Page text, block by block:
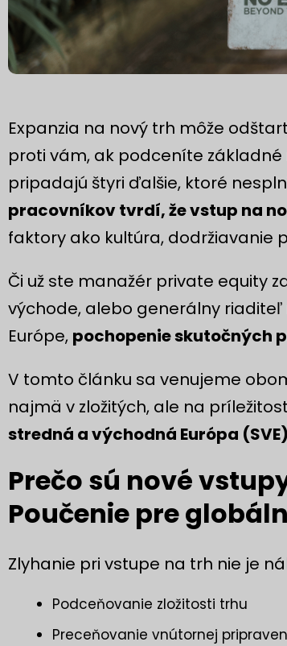
Expanzia na nový trh môže
proti vám, ak podceníte základné
pripadajú štyri ďalšie, ktoré
pracovníkov tvrdí, že vstup na
faktory ako kultúra, dodržiavanie
Či už ste manažér private equity
východe, alebo generálny
Európe, pochopenie skutočných
V tomto článku sa venujeme
najmä v zložitých, ale na
stredná a východná Európa (SVE)
Prečo sú nové
Poučenie pre
Zlyhanie pri vstupe na trh nie je
Podceňovanie zložitosti trhu
Preceňovanie vnútornej